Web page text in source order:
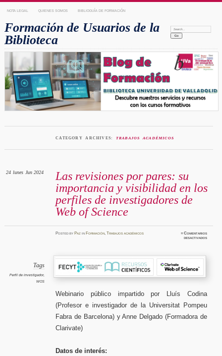
NOTA LEGAL QUIENES SOMOS BIBLIOGUÍA DE FORMACIÓN
Formación de Usuarios de la
Biblioteca
Search:
CATEGORY ARCHIVES: TRABAJOS ACADÉMICOS
Las revisiones por pares: su
importancia y visibilidad en los
perfiles de investigadores de
Web of Science
24 lunes Jun 2024
PostedbyPaz inFormación ,Trabajos académicos ≈Comentarios
desactivadosen
Web
of
Tags
Perfil de investigador,
WOS
Webinario público impartido por Lluís Codina
(Profesor e investigador de la Universitat Pompeu
Fabra de Barcelona) y Anne Delgado (Formadora de
Clarivate)
Datos de interés: